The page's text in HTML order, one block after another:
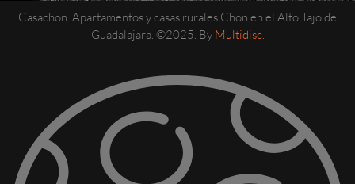
Casachon. Apartamentos y casas rurales Chon en el Alto Tajo de
Guadalajara. ©2025. By Multidisc.